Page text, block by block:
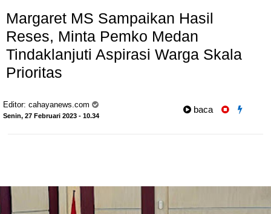
Margaret MS Sampaikan Hasil
Reses, Minta Pemko Medan
Tindaklanjuti Aspirasi Warga Skala
Prioritas
Editor: cahayanews.com
Senin, 27 Februari 2023 - 10.34
baca